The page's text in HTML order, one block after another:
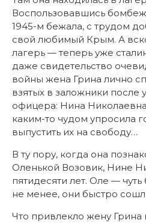
Воспользовавшись
1945-м бежала, с трудом
свой любимый Крым. А
лагерь — теперь уже
даже свидетельство
войны жена Грина лично
взятых в заложники после
офицера: Нина
каким-то чудом упросила
выпустить их на свободу…
В ту пору, когда она
Оленькой Возовик, Нине
пятидесяти лет. Оле —
не менее, они быстро
Что привлекло жену Грина